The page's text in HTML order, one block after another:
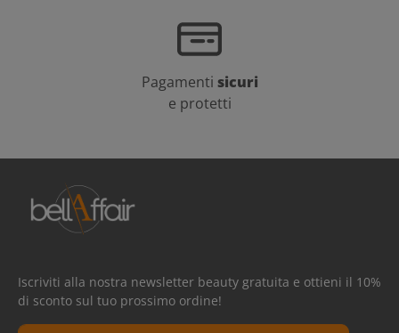
Pagamenti sicuri
e protetti
Iscriviti alla nostra newsletter beauty gratuita e ottieni il 10%
di sconto sul tuo prossimo ordine!